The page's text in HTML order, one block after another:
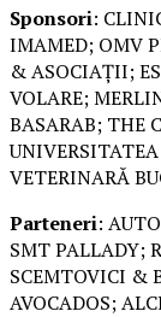
Sponsori:
IMAMED; OMV
& ASOCIAȚII;
VOLARE;
BASARAB; THE
VETERINARĂ
Parteneri:
SMT PALLADY;
SCEMTOVICI &
AVOCADOS;